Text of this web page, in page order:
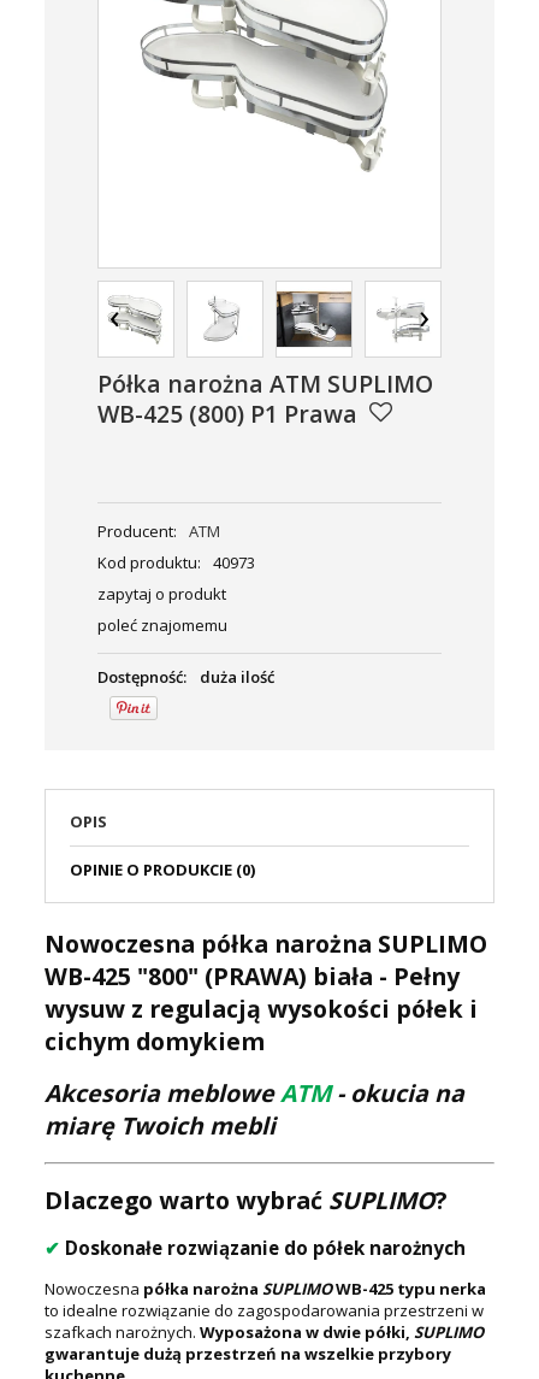
‹ ›
Półka narożna ATM SUPLIMO
WB-425 (800) P1 Prawa
Producent:
ATM
Kod produktu:
40973
zapytaj o produkt
poleć znajomemu
Dostępność: duża ilość
OPIS
OPINIE O PRODUKCIE (0)
Nowoczesna półka narożna SUPLIMO
WB-425 "800" (PRAWA) biała - Pełny
wysuw z regulacją wysokości półek i
cichym domykiem
Akcesoria mebloweATM- okucia na
miarę Twoich mebli
Dlaczego warto wybrać SUPLIMO?
✔ Doskonałe rozwiązanie do półek narożnych
Nowoczesna półka narożna SUPLIMOWB-425 typu nerka
to idealne rozwiązanie do zagospodarowania przestrzeni w
szafkach narożnych. Wyposażona w dwie półki, SUPLIMO
gwarantuje dużą przestrzeń na wszelkie przybory